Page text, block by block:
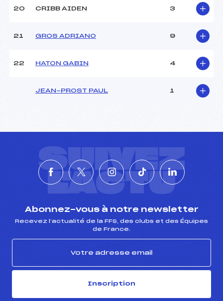
20 CRIBB AIDEN 3
21 GROS ADRIANO 9
22 HATON GABIN 4
JEAN-PROST PAUL 1
SUIVEZ
L'ACTU
Abonnez-vous à notre newsletter
Recevez l’actualité de la FFS, des clubs et des Équipes
de France.
Inscription